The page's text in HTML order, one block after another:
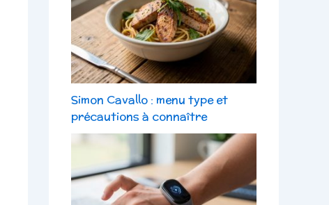
Simon Cavallo : menu type et
précautions à connaître